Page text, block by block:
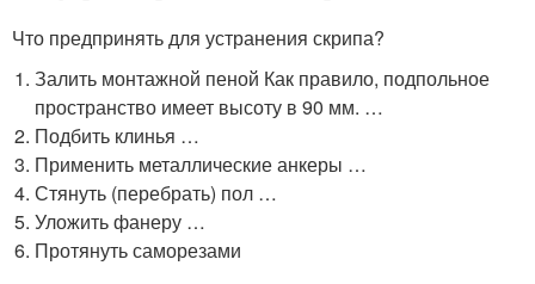
Что предпринять для устранения скрипа?
Залить монтажной пеной Как правило, подпольное
пространство имеет высоту в 90 мм. …
Подбить клинья …
Применить металлические анкеры …
Стянуть (перебрать) пол …
Уложить фанеру …
Протянуть саморезами